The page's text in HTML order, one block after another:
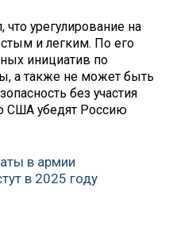
урегулирование на
и легким. По его
инициатив по
а также не может быть
без участия
США убедят Россию
в армии
в 2025 году